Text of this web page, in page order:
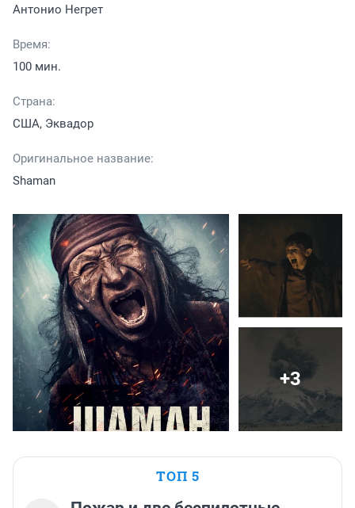
Антонио Негрет
Время:
100 мин.
Страна:
США, Эквадор
Оригинальное название:
Shaman
+3
ТОП 5